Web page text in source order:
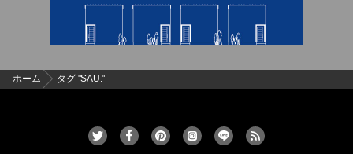
ホーム タグ "SAU."